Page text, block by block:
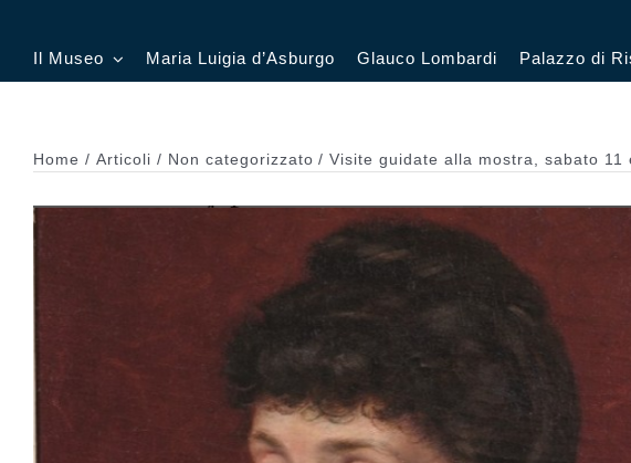
Il Museo
Sala Affetti
Maria Luigia d’Asburgo Glauco Lombardi Palazzo di
Home Articoli Non categorizzato Visite guidate alla mostra, sabato 11